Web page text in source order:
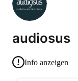
audiosus
Info anzeigen